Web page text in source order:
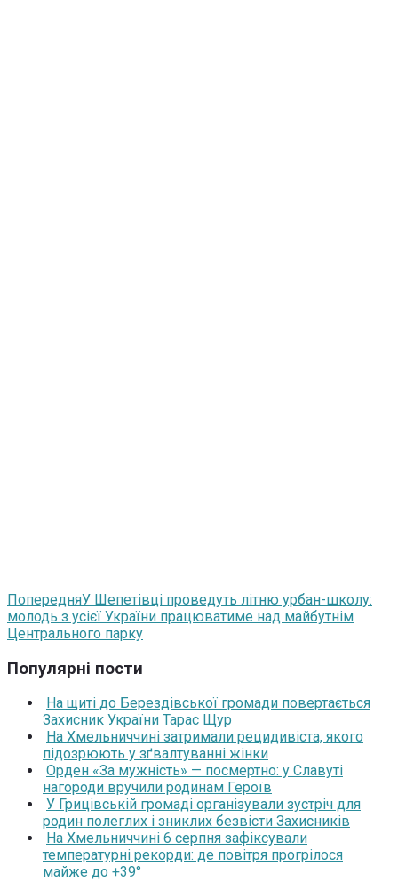
ПопередняУ Шепетівці проведуть літню урбан-школу:
молодь з усієї України працюватиме над майбутнім
Центрального парку
Популярні пости
На щиті до Берездівської громади повертається
Захисник України Тарас Щур
На Хмельниччині затримали рецидивіста, якого
підозрюють у зґвалтуванні жінки
Орден «За мужність» — посмертно: у Славуті
нагороди вручили родинам Героїв
У Грицівській громаді організували зустріч для
родин полеглих і зниклих безвісти Захисників
На Хмельниччині 6 серпня зафіксували
температурні рекорди: де повітря прогрілося
майже до +39°